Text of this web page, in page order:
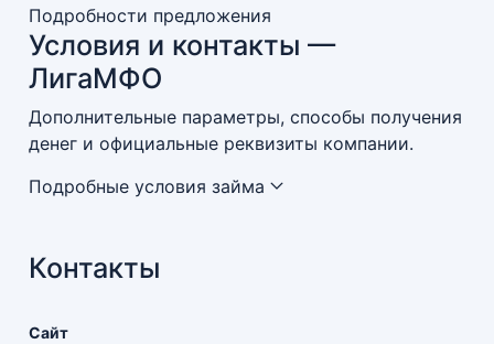
Подробности предложения
Условия и контакты —
ЛигаМФО
Дополнительные параметры, способы получения
денег и официальные реквизиты компании.
Подробные условия займа
Контакты
Сайт